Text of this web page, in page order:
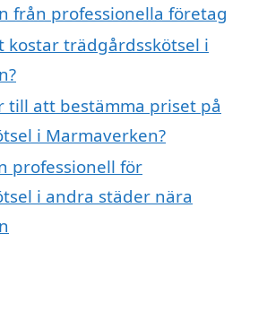
från professionella företag
kostar trädgårdsskötsel i
till att bestämma priset på
i Marmaverken?
professionell för
i andra städer nära